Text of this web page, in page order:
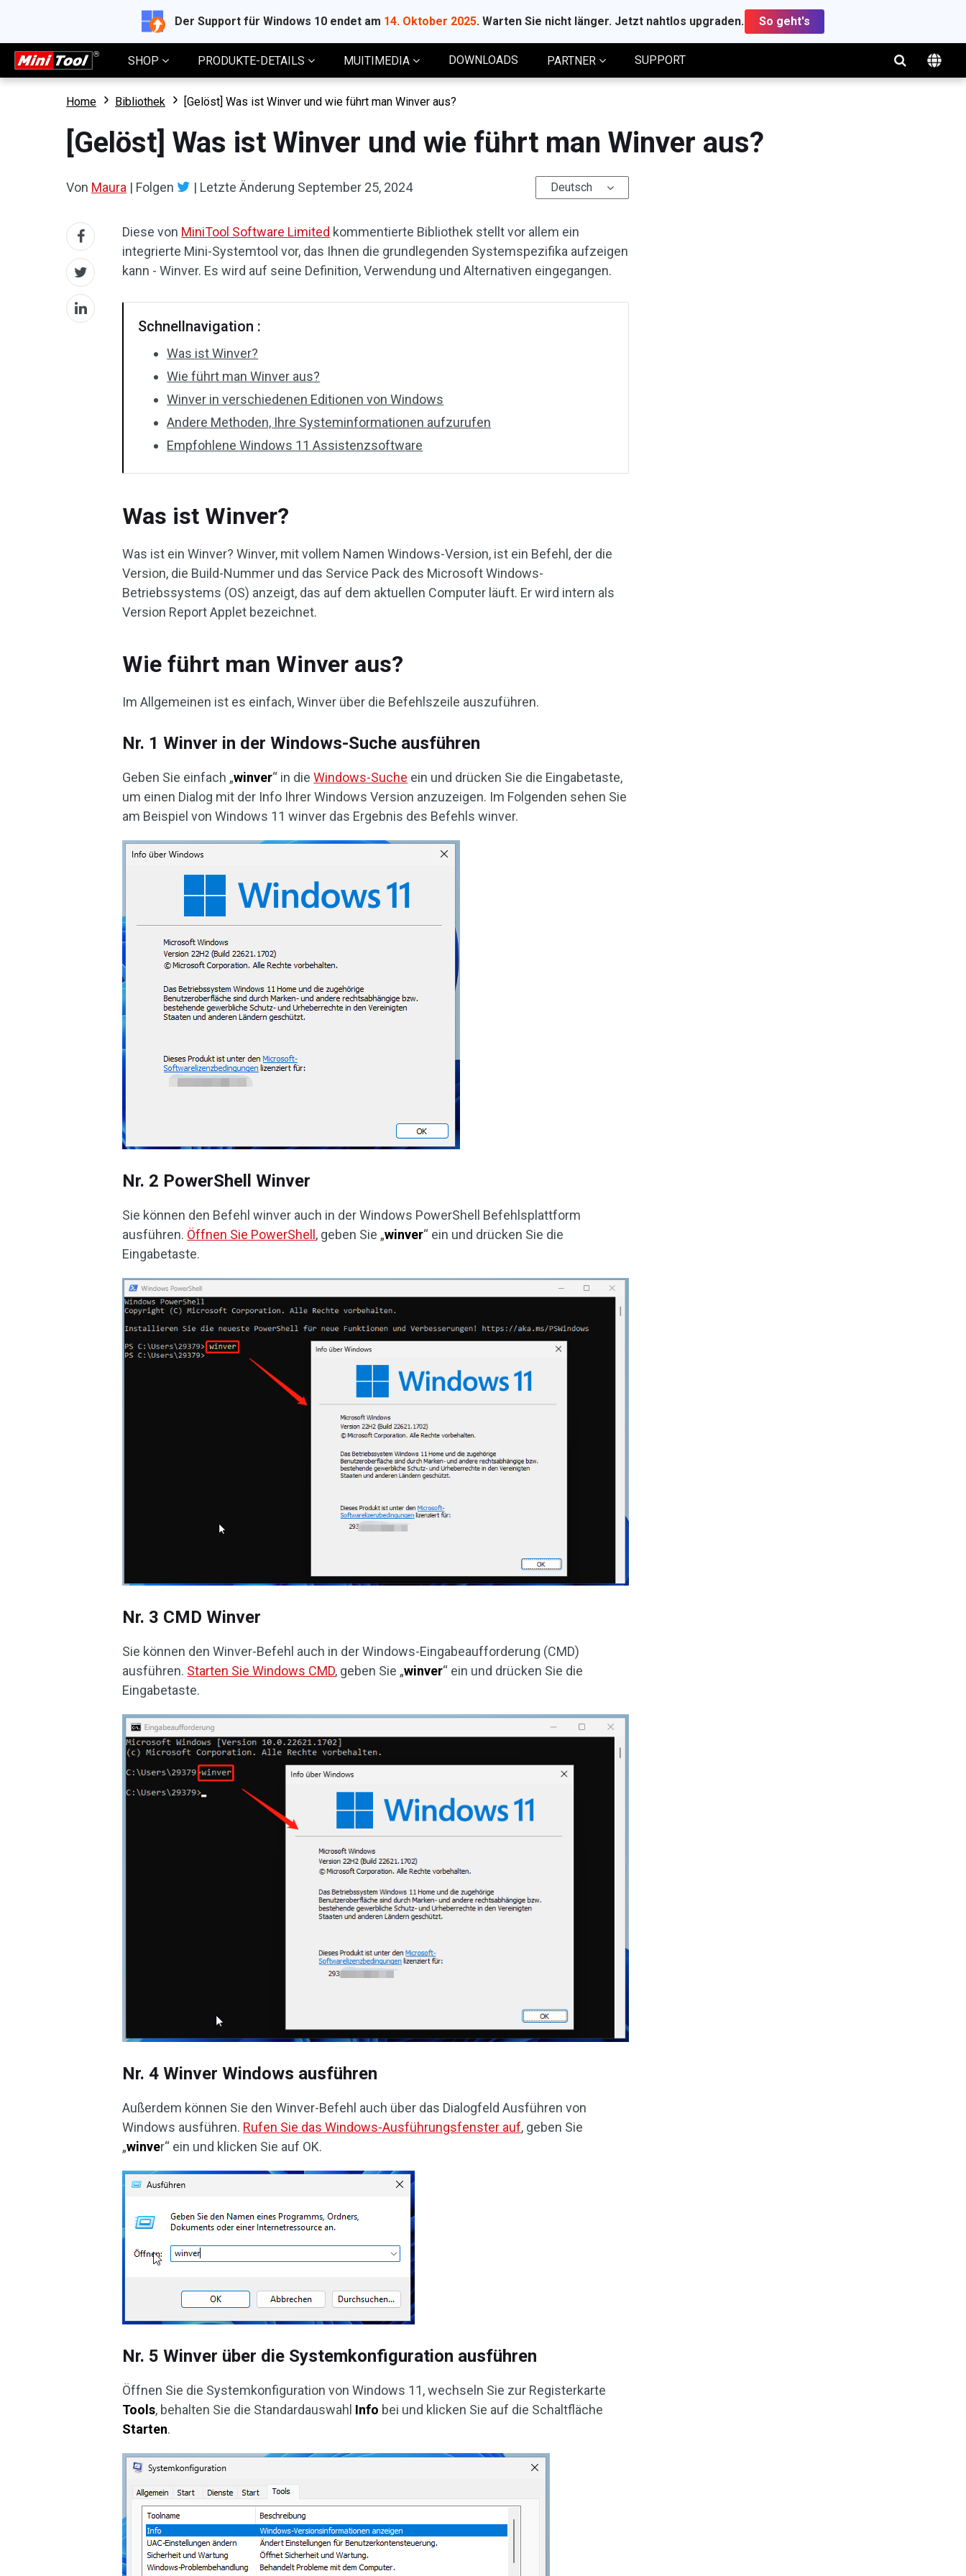
Der Support für Windows 10 endet am 14. Oktober 2025. Warten Sie nicht länger. Jetzt nahtlos upgraden. So geht's
SHOP PRODUKTE-DETAILS MUITIMEDIA DOWNLOADS PARTNER SUPPORT
Home Bibliothek [Gelöst] Was ist Winver und wie führt man Winver aus?
[Gelöst] Was ist Winver und wie führt man Winver aus?
Von Maura | Folgen | Letzte Änderung September 25, 2024 Deutsch
Diese von MiniTool Software Limited kommentierte Bibliothek stellt vor allem ein
integrierte Mini-Systemtool vor, das Ihnen die grundlegenden Systemspezifika aufzeigen
kann - Winver. Es wird auf seine Definition, Verwendung und Alternativen eingegangen.
Schnellnavigation :
Was ist Winver?
Wie führt man Winver aus?
Winver in verschiedenen Editionen von Windows
Andere Methoden, Ihre Systeminformationen aufzurufen
Empfohlene Windows 11 Assistenzsoftware
Was ist Winver?
Was ist ein Winver? Winver, mit vollem Namen Windows-Version, ist ein Befehl, der die
Version, die Build-Nummer und das Service Pack des Microsoft Windows-
Betriebssystems (OS) anzeigt, das auf dem aktuellen Computer läuft. Er wird intern als
Version Report Applet bezeichnet.
Wie führt man Winver aus?
Im Allgemeinen ist es einfach, Winver über die Befehlszeile auszuführen.
Nr. 1 Winver in der Windows-Suche ausführen
Geben Sie einfach „winver“ in dieWindows-Suche ein und drücken Sie die Eingabetaste,
um einen Dialog mit der Info Ihrer Windows Version anzuzeigen. Im Folgenden sehen Sie
am Beispiel von Windows 11 winver das Ergebnis des Befehls winver.
Nr. 2 PowerShell Winver
Sie können den Befehl winver auch in der Windows PowerShell Befehlsplattform
ausführen. Öffnen Sie PowerShell , geben Sie „winver“ ein und drücken Sie die
Eingabetaste.
Nr. 3 CMD Winver
Sie können den Winver-Befehl auch in der Windows-Eingabeaufforderung (CMD)
ausführen. Starten Sie Windows CMD, geben Sie „winver“ ein und drücken Sie die
Eingabetaste.
Nr. 4 Winver Windows ausführen
Außerdem können Sie den Winver-Befehl auch über das Dialogfeld Ausführen von
Windows ausführen. Rufen Sie das Windows-Ausführungsfenster auf, geben Sie
„winver“ ein und klicken Sie auf OK.
Nr. 5 Winver über die Systemkonfiguration ausführen
Öffnen Sie die Systemkonfiguration von Windows 11, wechseln Sie zur Registerkarte
Tools, behalten Sie die Standardauswahl Info bei und klicken Sie auf die Schaltfläche
Starten.